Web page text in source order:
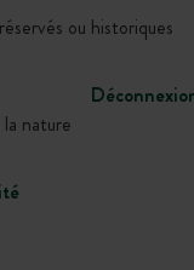
ou historiques
nature